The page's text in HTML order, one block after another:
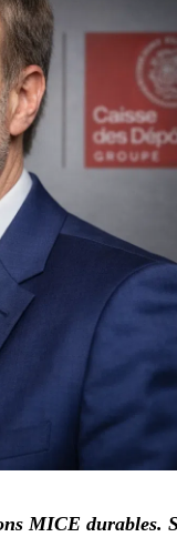
MICE durables.